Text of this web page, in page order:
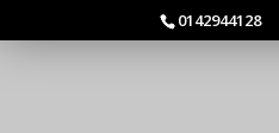
0142944128